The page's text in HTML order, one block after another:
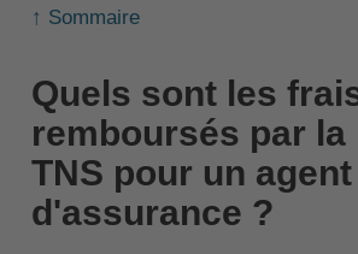
↑ Sommaire
Quels sont les
remboursés par la
TNS pour un
d'assurance ?